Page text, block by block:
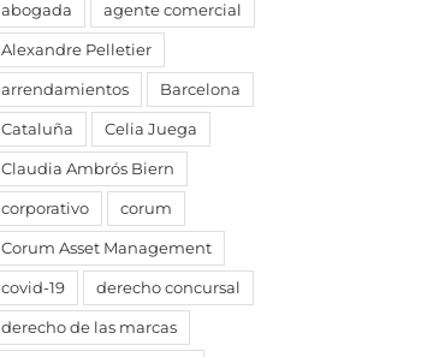
abogada agente comercial
Alexandre Pelletier
arrendamientos Barcelona
Cataluña Celia Juega
Claudia Ambrós Biern
corporativo corum
Corum Asset Management
covid-19 derecho concursal
derecho de las marcas